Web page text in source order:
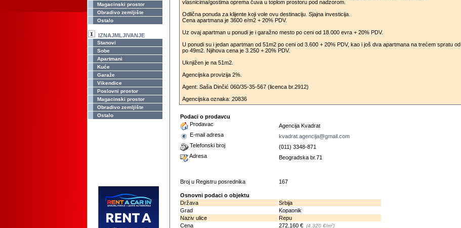
Magacinski prostor
Obradivo zemljište
Ostalo
IZNAJMLJIVANJE
Stanovi
Sobe
Apartmani
Kuće
Garaže
Vikendice
Poslovni prostor
Magacinski prostor
Obradivo zemljište
Ostalo
vlasnicima/gostima oprema čuva u toplom prostoru pod nadzorom.
Odlična ponuda za klijente koji vole ovu destinaciju. Sjajna investicija.
Cena apartmana je 3600 e/m2 + 20% PDV.
Uz ovaj apartman u ponudi je i garažno mesto po ceni od 18.000 evra + 20% PDV.
U ponudi su i jedan apartman od 51m2 po ceni od 3.600 + 20% PDV, kao i još dva apartmana na trećem spratu od
po 49m2. Njihova cena je 3.250 + 20% PDV.
Uknjižen je na 51m2.
Agencijska provizija 2%.
Agent: Saša Dinčić 060/35-35-567 (licenca br.2912)
Agencijska oznaka: 20836
Podaci o prodavcu
Prodavac
Agencija Kvadrat
E-mail adresa
kvadrat.agencija@gmail.com
Telefonski broj
(011) 3348-871
Adresa
Beogradska br.71
Broj u Registru posrednika 167
Osnovni podaci o objektu
Država
Srbija
Grad
Kopaonik
Naziv ulice
Repu
Cena
272.160 € (4.320 €/m2)